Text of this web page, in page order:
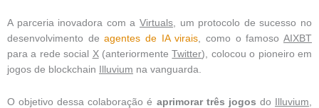
A parceria inovadora com a Virtuals , um protocolo de sucesso no
desenvolvimento de agentes de IA virais , como o famosoAIXBT
para a rede social X(anteriormenteTwitter), colocou o pioneiro em
jogos de blockchain Illuvium na vanguarda.
O objetivo dessa colaboração é aprimorar três jogos do Illuvium